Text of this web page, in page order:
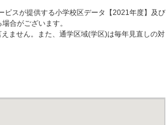
ビスが提供する小学校区データ【2021年度】及び
合がございます。
ません。また、通学区域(学区)は毎年見直しの対